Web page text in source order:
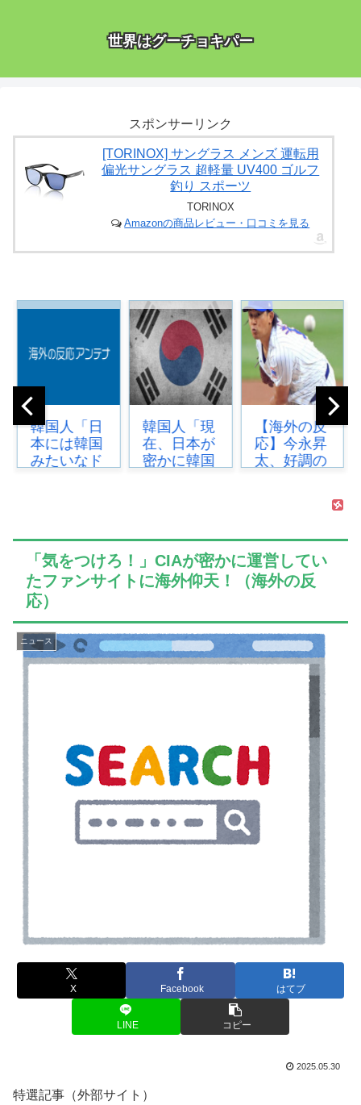
世界はグーチョキパー
スポンサーリンク
[TORINOX] サングラス メンズ 運転用
偏光サングラス 超軽量 UV400 ゴルフ
釣り スポーツ
TORINOX
Amazonの商品レビュー・口コミを見る
韓国人「現
在、日本が
密かに韓国
→「これは
言い訳で...
【海外の反
応】今永昇
太、好調の
「NPBでは
面...
海外「日本
にはこんな
特殊な標識
→「何これ
めちゃ...
「気をつけろ！」CIAが密かに運営してい
たファンサイトに海外仰天！（海外の反
応）
ニュース
X Facebook はてブ
LINE コピー
2025.05.30
特選記事（外部サイト）